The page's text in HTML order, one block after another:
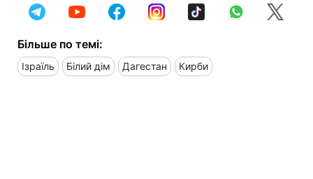
Більше по темі:
Ізраїль Білий дім Дагестан Кирби